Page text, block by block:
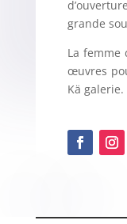
grande
La femme
œuvres
Kä galerie.